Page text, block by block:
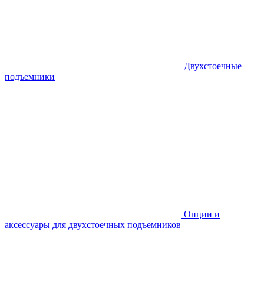
Двухстоечные
подъемники
Опции и
аксессуары для двухстоечных подъемников